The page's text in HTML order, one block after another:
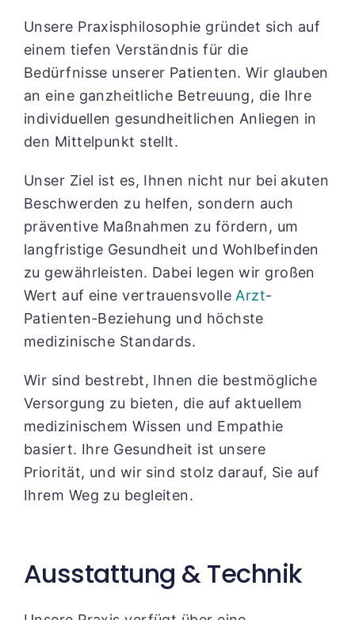
Unsere Praxisphilosophie gründet sich auf
einem tiefen Verständnis für die
Bedürfnisse unserer Patienten. Wir glauben
an eine ganzheitliche Betreuung, die Ihre
individuellen gesundheitlichen Anliegen in
den Mittelpunkt stellt.
Unser Ziel ist es, Ihnen nicht nur bei akuten
Beschwerden zu helfen, sondern auch
präventive Maßnahmen zu fördern, um
langfristige Gesundheit und Wohlbefinden
zu gewährleisten. Dabei legen wir großen
Wert auf eine vertrauensvolleArzt-
Patienten-Beziehung und höchste
medizinische Standards.
Wir sind bestrebt, Ihnen die bestmögliche
Versorgung zu bieten, die auf aktuellem
medizinischem Wissen und Empathie
basiert. Ihre Gesundheit ist unsere
Priorität, und wir sind stolz darauf, Sie auf
Ihrem Weg zu begleiten.
Ausstattung & Technik